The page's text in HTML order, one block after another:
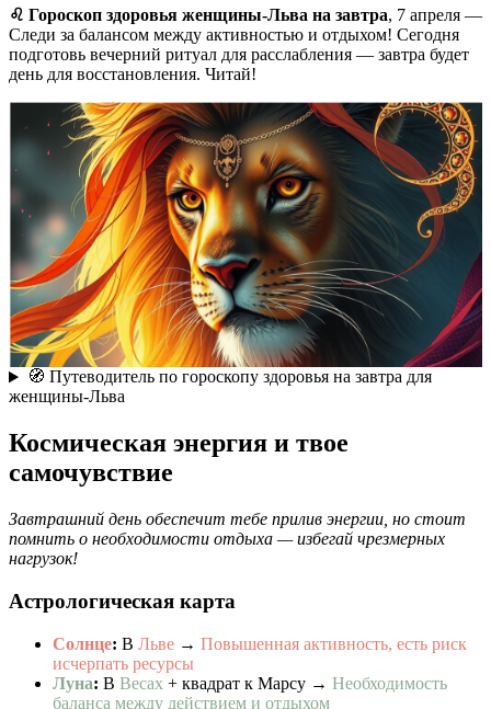
♌️ Гороскоп здоровья женщины-Льва на завтра, 7 апреля —
Следи за балансом между активностью и отдыхом! Сегодня
подготовь вечерний ритуал для расслабления — завтра будет
день для восстановления. Читай!
🧭 Путеводитель по гороскопу здоровья на завтра для
женщины-Льва
Космическая энергия и твое
самочувствие
Завтрашний день обеспечит тебе прилив энергии, но стоит
помнить о необходимости отдыха — избегай чрезмерных
нагрузок!
Астрологическая карта
Солнце: В Льве → Повышенная активность, есть риск
исчерпать ресурсы
Луна: В Весах + квадрат к Марсу → Необходимость
баланса между действием и отдыхом